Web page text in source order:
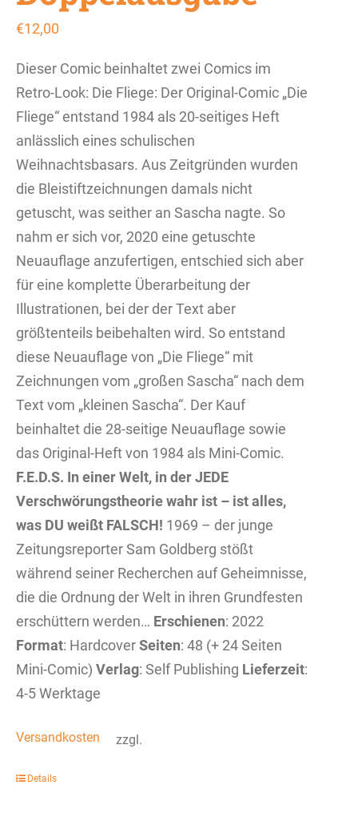
€12,00
Dieser Comic beinhaltet zwei Comics im
Retro-Look: Die Fliege: Der Original-Comic „Die
Fliege“ entstand 1984 als 20-seitiges Heft
anlässlich eines schulischen
Weihnachtsbasars. Aus Zeitgründen wurden
die Bleistiftzeichnungen damals nicht
getuscht, was seither an Sascha nagte. So
nahm er sich vor, 2020 eine getuschte
Neuauflage anzufertigen, entschied sich aber
für eine komplette Überarbeitung der
Illustrationen, bei der der Text aber
größtenteils beibehalten wird. So entstand
diese Neuauflage von „Die Fliege“ mit
Zeichnungen vom „großen Sascha“ nach dem
Text vom „kleinen Sascha“. Der Kauf
beinhaltet die 28-seitige Neuauflage sowie
das Original-Heft von 1984 als Mini-Comic.
F.E.D.S. In einer Welt, in der JEDE
Verschwörungstheorie wahr ist – ist alles,
was DU weißt FALSCH! 1969 – der junge
Zeitungsreporter Sam Goldberg stößt
während seiner Recherchen auf Geheimnisse,
die die Ordnung der Welt in ihren Grundfesten
erschüttern werden… Erschienen: 2022
Format: HardcoverSeiten: 48 (+ 24 Seiten
Mini-Comic) Verlag: Self Publishing Lieferzeit:
4-5 Werktage
zzgl.
Versandkosten
Details